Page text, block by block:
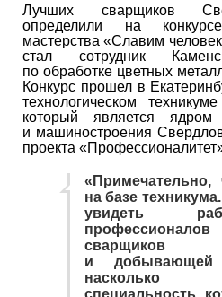
Лучших сварщиков
определили на
мастерства «Славим
стал сотрудник
по обработке цветных
Конкурс прошел в
технологическом
который является ядром
и машиностроения
проекта
на базе
увидеть
сварщиков
и добывающей
насколько
специальность,